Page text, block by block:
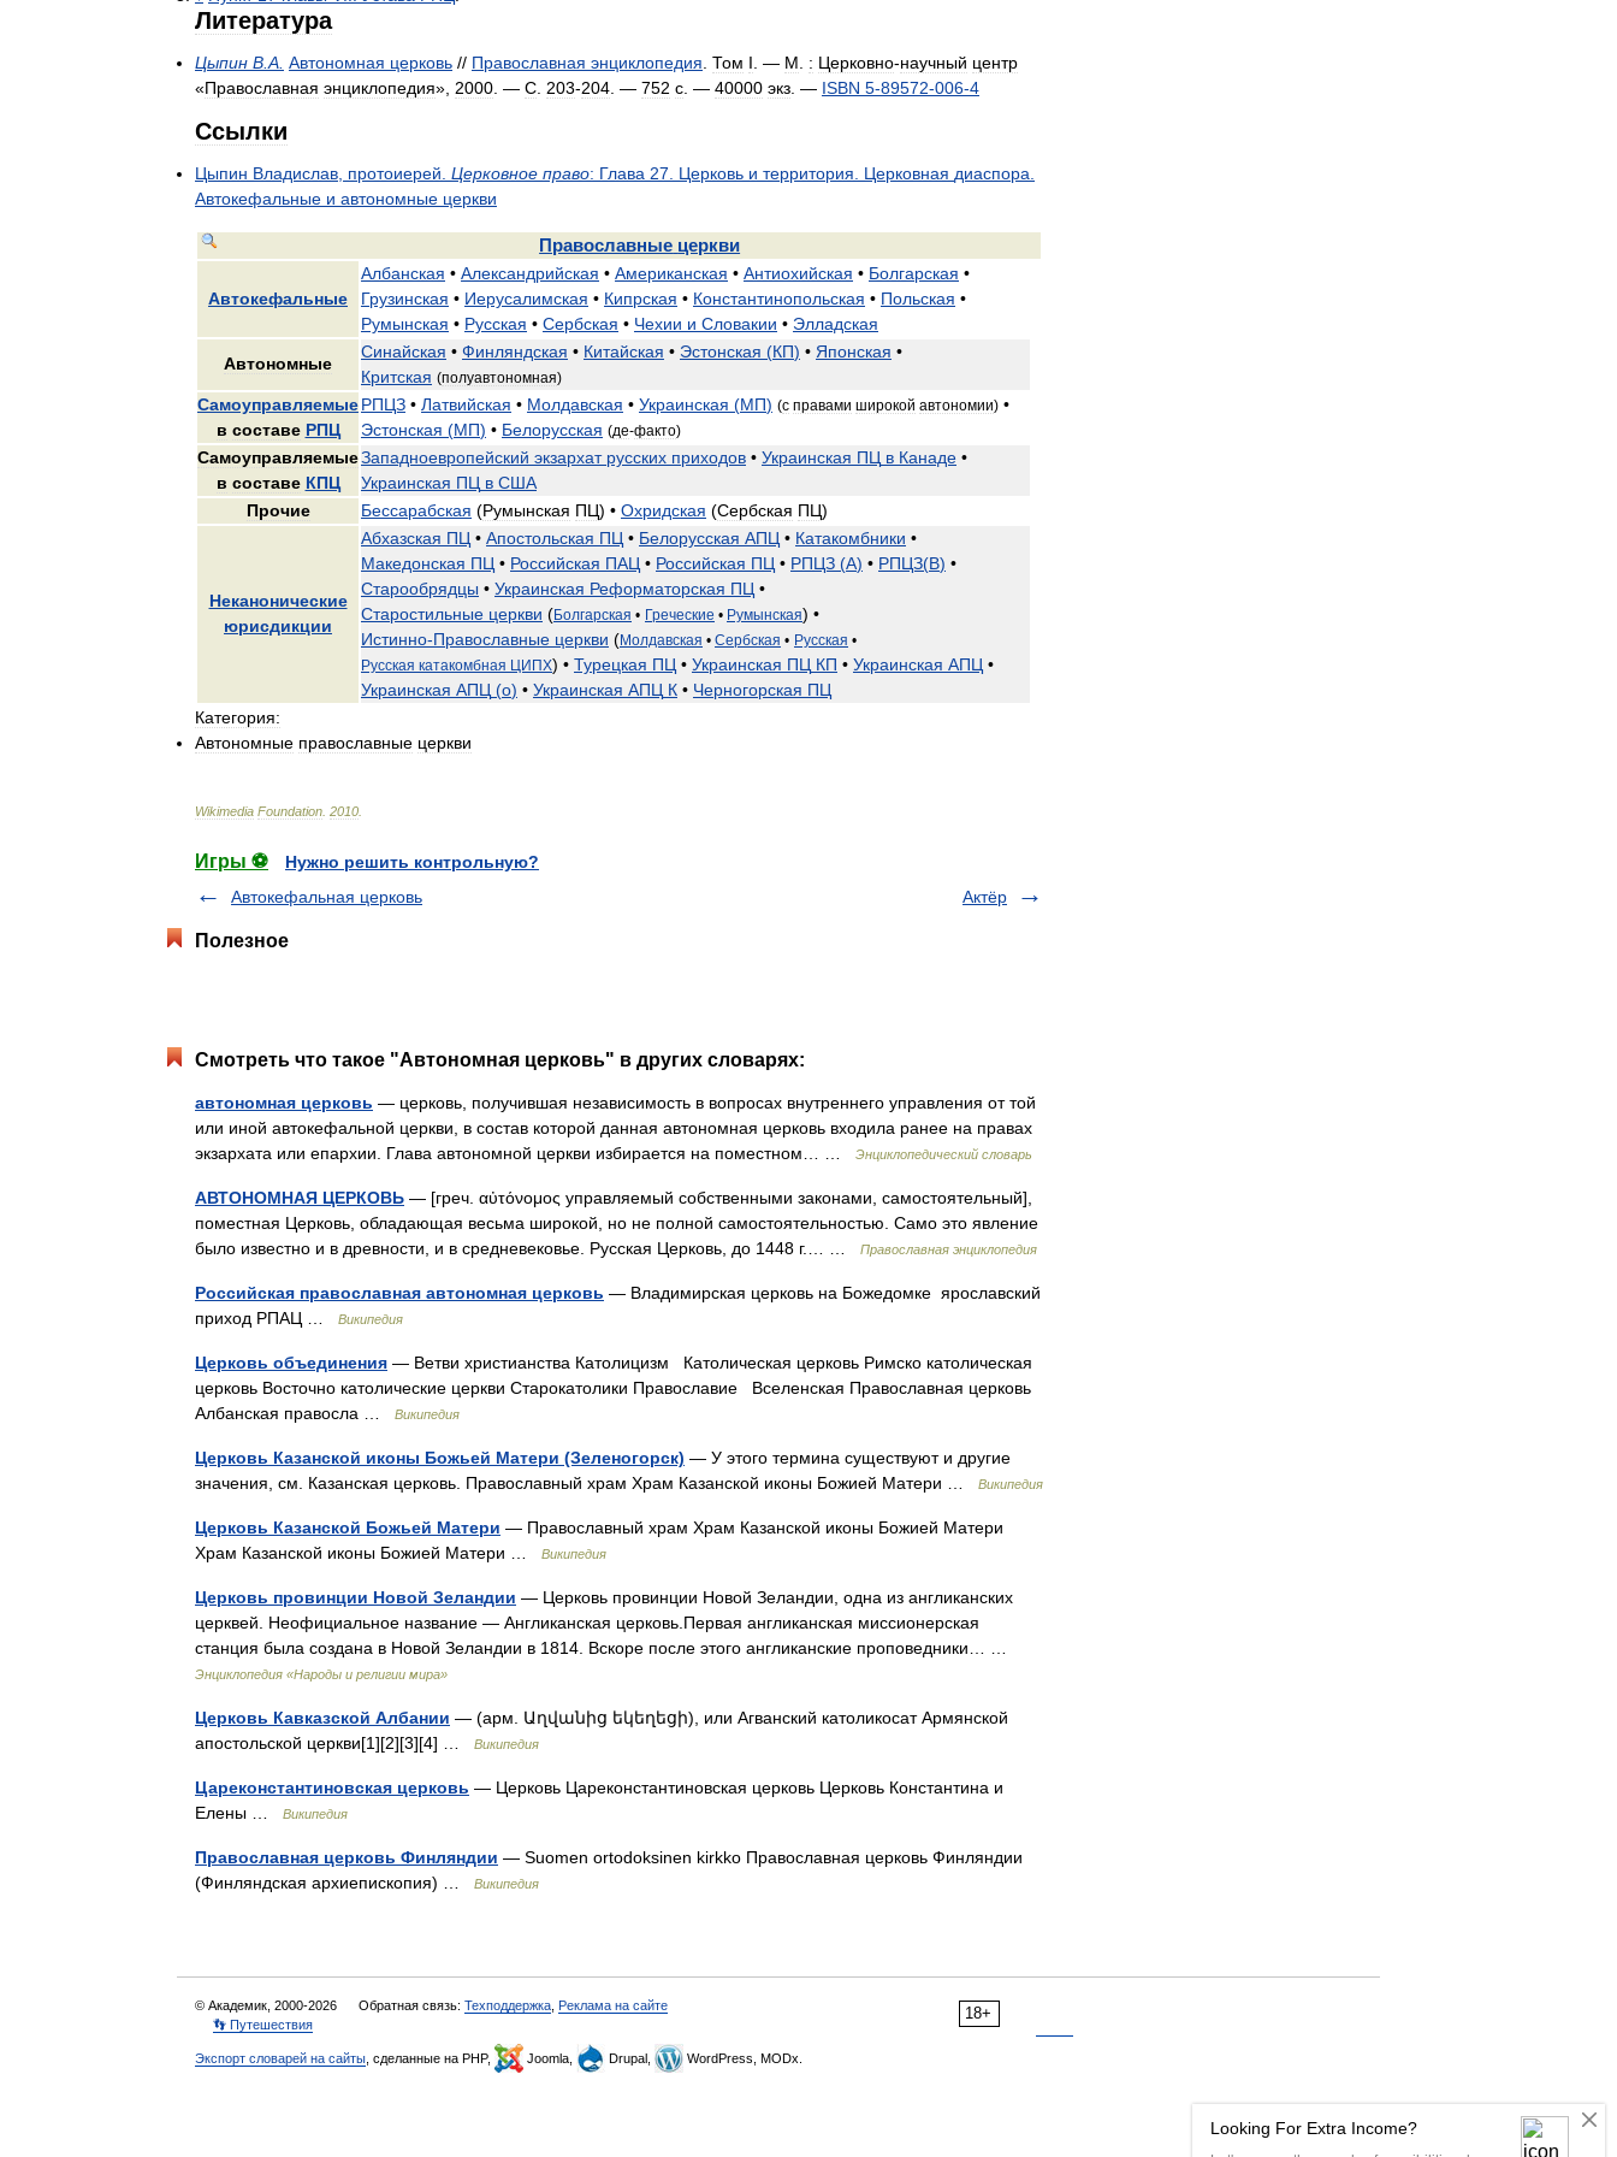
Литература
Цыпин В А Автономная церковь // Православная энциклопедия Том I . — М : Церковно-научный центр
«Православная энциклопедия», 2000 . — С 203-204 . — 752 с . — 40000 экз . — ISBN 5-89572-006-4
Ссылки
Цыпин Владислав протоиерей Церковное право: Глава 27 Церковь и территория Церковная диаспора
Автокефальные и автономные церкви
Православные церкви
Автокефальные
Албанская • Александрийская • Американская • Антиохийская • Болгарская •
Грузинская • Иерусалимская • Кипрская • Константинопольская • Польская •
Румынская • Русская • Сербская • Чехии и Словакии • Элладская
Автономные
Синайская • Финляндская • Китайская • Эстонская (КП) • Японская •
Критская (полуавтономная)
Самоуправляемые
в составе РПЦ
РПЦЗ • Латвийская • Молдавская • Украинская (МП) (с правами широкой автономии) •
Эстонская (МП) • Белорусская (де-факто)
Самоуправляемые
в составе КПЦ
Западноевропейский экзархат русских приходов • Украинская ПЦ в Канаде •
Украинская ПЦ в США
Прочие
Бессарабская (Румынская ПЦ) • Охридская (Сербская ПЦ)
Неканонические
юрисдикции
Абхазская ПЦ • Апостольская ПЦ • Белорусская АПЦ • Катакомбники •
Македонская ПЦ • Российская ПАЦ • Российская ПЦ • РПЦЗ (А) • РПЦЗ(В) •
Старообрядцы • Украинская Реформаторская ПЦ •
Старостильные церкви (Болгарская • Греческие • Румынская) •
Истинно-Православные церкви (Молдавская • Сербская • Русская •
Русская катакомбная ЦИПХ) • Турецкая ПЦ • Украинская ПЦ КП • Украинская АПЦ •
Украинская АПЦ (о) • Украинская АПЦ К • Черногорская ПЦ
Категория:
Автономные православные церкви
Wikimedia Foundation 2010
Игры ⚽
Нужно решить контрольную?
Автокефальная церковь
Актёр
Полезное
Смотреть что такое "Автономная церковь" в других словарях:
автономная церковь — церковь, получившая независимость в вопросах внутреннего управления от той
или иной автокефальной церкви, в состав которой данная автономная церковь входила ранее на правах
экзархата или епархии. Глава автономной церкви избирается на поместном… …
Энциклопедический словарь
АВТОНОМНАЯ ЦЕРКОВЬ — [греч. αὐτόνομος управляемый собственными законами, самостоятельный],
поместная Церковь, обладающая весьма широкой, но не полной самостоятельностью. Само это явление
было известно и в древности, и в средневековье. Русская Церковь, до 1448 г.… …
Православная энциклопедия
Российская православная автономная церковь — Владимирская церковь на Божедомке ярославский
приход РПАЦ …
Википедия
Церковь объединения — Ветви христианства Католицизм Католическая церковь Римско католическая
церковь Восточно католические церкви Старокатолики Православие Вселенская Православная церковь
Албанская правосла …
Википедия
Церковь Казанской иконы Божьей Матери (Зеленогорск) — У этого термина существуют и другие
значения, см. Казанская церковь. Православный храм Храм Казанской иконы Божией Матери …
Википедия
Церковь Казанской Божьей Матери — Православный храм Храм Казанской иконы Божией Матери
Храм Казанской иконы Божией Матери …
Википедия
Церковь провинции Новой Зеландии — Церковь провинции Новой Зеландии, одна из англиканских
церквей. Неофициальное название — Англиканская церковь.Первая англиканская миссионерская
станция была создана в Новой Зеландии в 1814. Вскоре после этого англиканские проповедники… …
Энциклопедия «Народы и религии мира»
Церковь Кавказской Албании — (арм. Աղվանից եկեղեցի), или Агванский католикосат Армянской
апостольской церкви[1][2][3][4] …
Википедия
Цареконстантиновская церковь — Церковь Цареконстантиновская церковь Церковь Константина и
Елены …
Википедия
Православная церковь Финляндии — Suomen ortodoksinen kirkko Православная церковь Финляндии
(Финляндская архиепископия) …
Википедия
18+
© Академик, 2000-2026 Обратная связь: Техподдержка Реклама на сайте
👣 Путешествия
Экспорт словарей на сайты , сделанные на PHP, Joomla, Drupal, WordPress, MODx.